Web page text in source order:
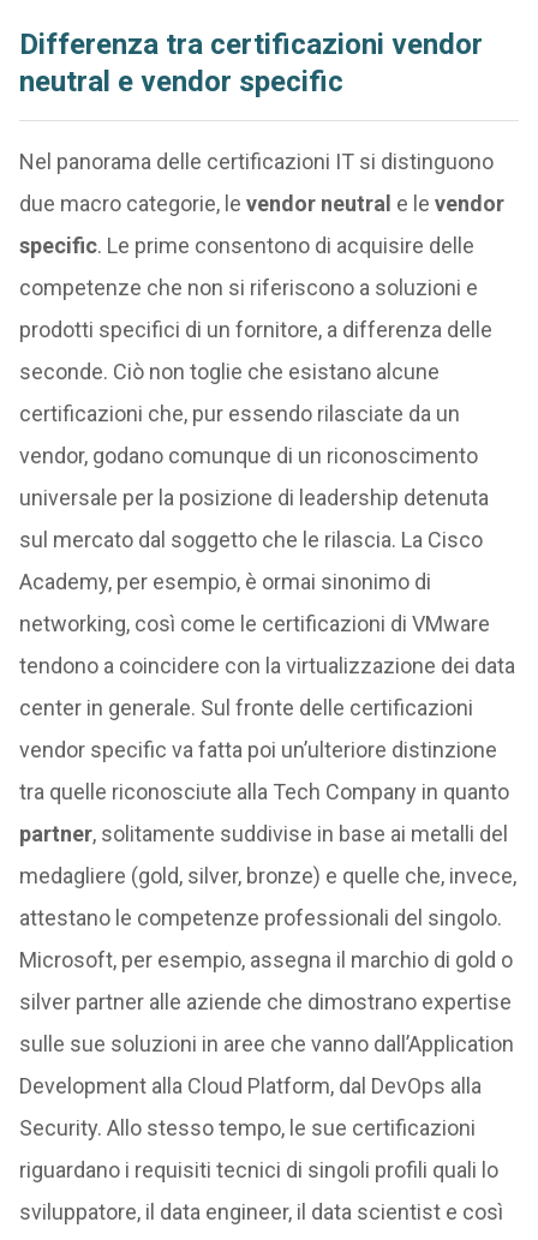
Differenza tra certificazioni vendor
neutral e vendor specific
Nel panorama delle certificazioni IT si distinguono
due macro categorie, le vendor neutral e le vendor
specific. Le prime consentono di acquisire delle
competenze che non si riferiscono a soluzioni e
prodotti specifici di un fornitore, a differenza delle
seconde. Ciò non toglie che esistano alcune
certificazioni che, pur essendo rilasciate da un
vendor, godano comunque di un riconoscimento
universale per la posizione di leadership detenuta
sul mercato dal soggetto che le rilascia. La Cisco
Academy, per esempio, è ormai sinonimo di
networking, così come le certificazioni di VMware
tendono a coincidere con la virtualizzazione dei data
center in generale. Sul fronte delle certificazioni
vendor specific va fatta poi un’ulteriore distinzione
tra quelle riconosciute alla Tech Company in quanto
partner, solitamente suddivise in base ai metalli del
medagliere (gold, silver, bronze) e quelle che, invece,
attestano le competenze professionali del singolo.
Microsoft, per esempio, assegna il marchio di gold o
silver partner alle aziende che dimostrano expertise
sulle sue soluzioni in aree che vanno dall’Application
Development alla Cloud Platform, dal DevOps alla
Security. Allo stesso tempo, le sue certificazioni
riguardano i requisiti tecnici di singoli profili quali lo
sviluppatore, il data engineer, il data scientist e così